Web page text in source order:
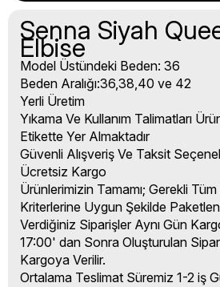
Senna Siyah
Elbise
Model Üstündeki Beden: 36
Beden Aralığı:36,38,40 ve 42
Yerli Üretim
Yıkama Ve Kullanım Talimatları
Etikette Yer Almaktadır
Güvenli Alışveriş Ve Taksit
Ücretsiz Kargo
Ürünlerimizin Tamamı; Gerekli
Kriterlerine Uygun Şekilde
Verdiğiniz Siparişler Aynı Gün
17:00' dan Sonra Oluşturulan
Kargoya Verilir.
Ortalama Teslimat Süremiz 1-2 iş